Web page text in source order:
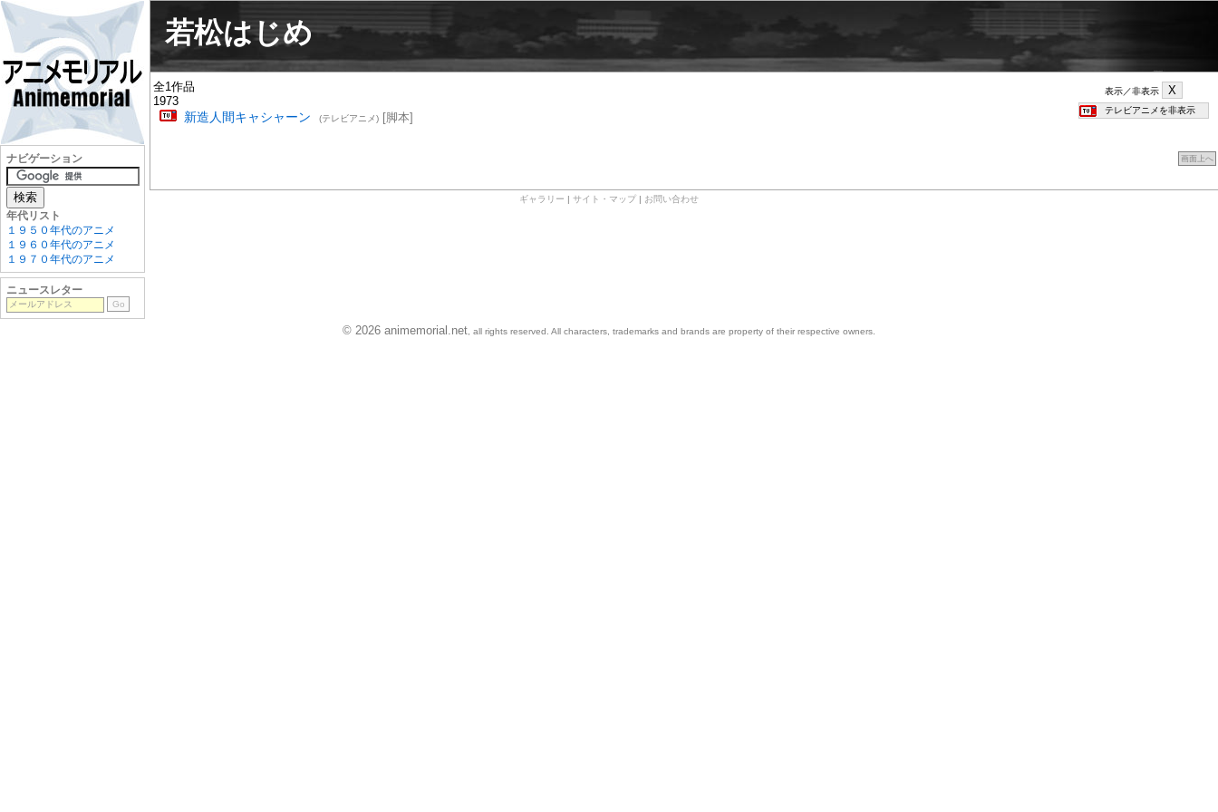
若松はじめ
表示／非表示
全1作品
1973
新造人間キャシャーン (テレビアニメ)[脚本]
画面上へ
ギャラリー サイト・マップ お問い合わせ
ナビゲーション
年代リスト
１９５０年代のアニメ
１９６０年代のアニメ
１９７０年代のアニメ
ニュースレター
© 2026 animemorial.net , all rights reserved. All characters, trademarks and brands are property of their respective owners.